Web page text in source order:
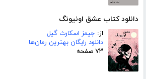
دانلود کتاب عشق اونیونگ
از: جیمز اسکارث گیل
دانلود رایگان بهترین رمان‌ها
۷۳ صفحه